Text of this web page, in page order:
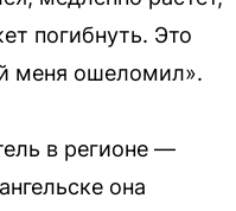
погибнуть. Это
меня ошеломил».
в регионе —
она